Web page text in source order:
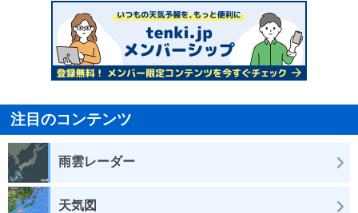
注目のコンテンツ
雨雲レーダー
天気図